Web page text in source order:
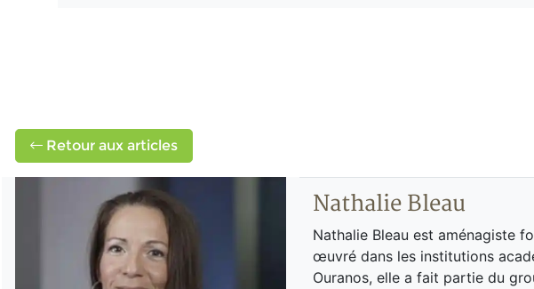
Retour aux articles
Nathalie Bleau
Nathalie Bleau est aménagiste
œuvré dans les institutions
Ouranos, elle a fait partie du